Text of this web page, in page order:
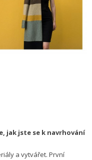
jak jste se k navrhování
a vytvářet. První